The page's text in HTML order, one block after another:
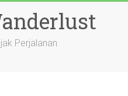
Perjalanan